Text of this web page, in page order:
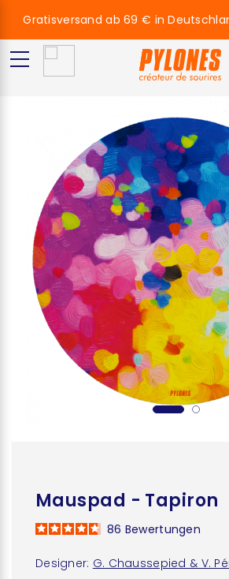
Mauspad - Tapiron
Designer: G. Chaussepied & V.
86 Bewertungen
Gratisversand ab 69 € in